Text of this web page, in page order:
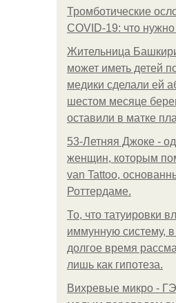
Тромботические
COVID-19: что нужно
Жительница
может иметь детей
медики сделали ей
шестом месяце
оставили в матке
53-Летняя Джоке -
женщин, которым
van Tattoo,
Роттердаме.
То, что татуировки
иммунную систему,
долгое время
лишь как гипотеза.
Вихревые микро -